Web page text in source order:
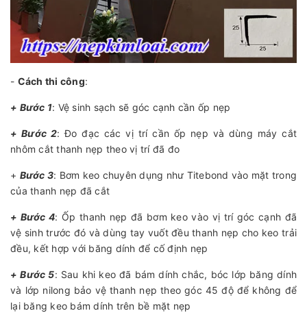
- Cách thi công:
+ Bước 1: Vệ sinh sạch sẽ góc cạnh cần ốp nẹp
+ Bước 2: Đo đạc các vị trí cần ốp nẹp và dùng máy cắt
nhôm cắt thanh nẹp theo vị trí đã đo
+ Bước 3: Bơm keo chuyên dụng như Titebond vào mặt trong
của thanh nẹp đã cắt
+ Bước 4: Ốp thanh nẹp đã bơm keo vào vị trí góc cạnh đã
vệ sinh trước đó và dùng tay vuốt đều thanh nẹp cho keo trải
đều, kết hợp với băng dính để cố định nẹp
+ Bước 5: Sau khi keo đã bám dính chắc, bóc lớp băng dính
và lớp nilong bảo vệ thanh nẹp theo góc 45 độ để không để
lại băng keo bám dính trên bề mặt nẹp